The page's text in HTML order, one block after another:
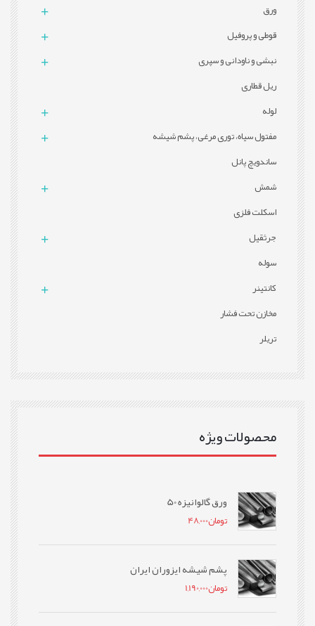
ورق
قوطی و پروفيل
نبشی و ناودانی و سپری
ریل قطاری
لوله
مفتول سیاه، توری مرغی، پشم شیشه
ساندویچ پانل
شمش
اسکلت فلزی
جرثقیل
سوله
کانتینر
مخازن تحت فشار
تریلر
محصولات ویژه
ورق گالوانیزه 50
تومان48,000
پشم شیشه ایزوران ایران
تومان1,190,000